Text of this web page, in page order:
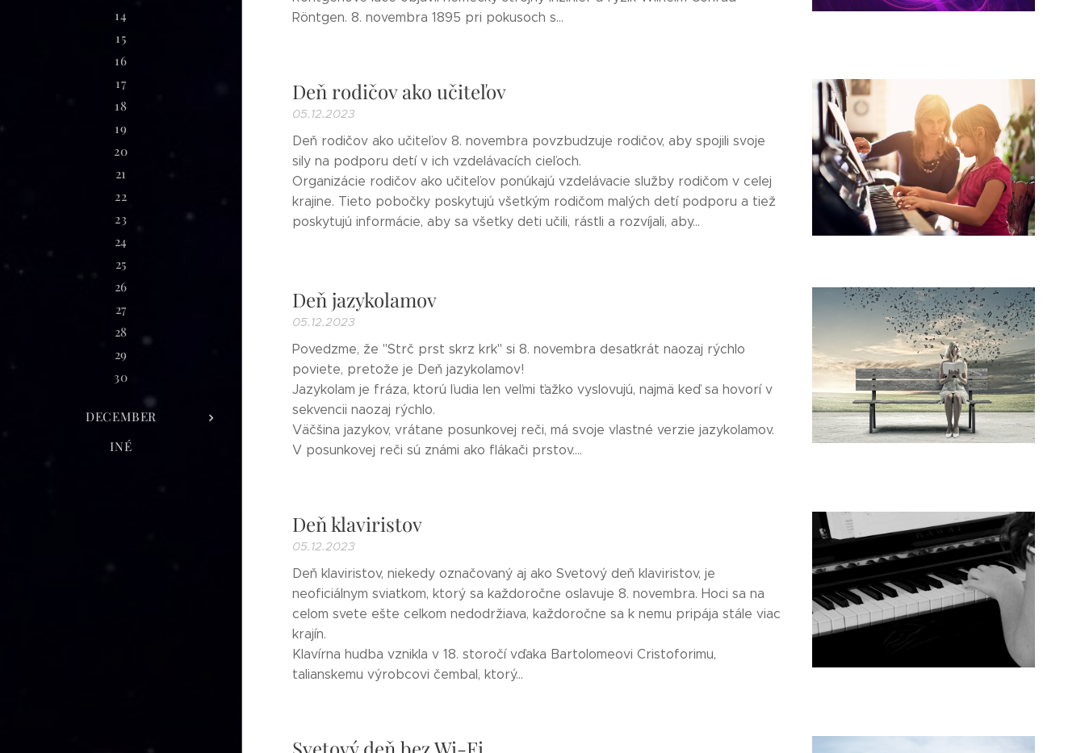
14
15
16
17
18
19
20
21
22
23
24
25
26
27
28
29
30
DECEMBER
INÉ
Röntgen. 8. novembra 1895 pri pokusoch s...
Deň rodičov ako učiteľov
05.12.2023
Deň rodičov ako učiteľov 8. novembra povzbudzuje rodičov, aby spojili svoje
sily na podporu detí v ich vzdelávacích cieľoch.
Organizácie rodičov ako učiteľov ponúkajú vzdelávacie služby rodičom v celej
krajine. Tieto pobočky poskytujú všetkým rodičom malých detí podporu a tiež
poskytujú informácie, aby sa všetky deti učili, rástli a rozvíjali, aby...
Deň jazykolamov
05.12.2023
Povedzme, že "Strč prst skrz krk" si 8. novembra desaťkrát naozaj rýchlo
poviete, pretože je Deň jazykolamov!
Jazykolam je fráza, ktorú ľudia len veľmi ťažko vyslovujú, najmä keď sa hovorí v
sekvencii naozaj rýchlo.
Väčšina jazykov, vrátane posunkovej reči, má svoje vlastné verzie jazykolamov.
V posunkovej reči sú známi ako flákači prstov....
Deň klaviristov
05.12.2023
Deň klaviristov, niekedy označovaný aj ako Svetový deň klaviristov, je
neoficiálnym sviatkom, ktorý sa každoročne oslavuje 8. novembra. Hoci sa na
celom svete ešte celkom nedodržiava, každoročne sa k nemu pripája stále viac
krajín.
Klavírna hudba vznikla v 18. storočí vďaka Bartolomeovi Cristoforimu,
talianskemu výrobcovi čembal, ktorý...
Svetový deň bez Wi-Fi